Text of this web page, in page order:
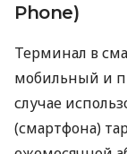
Phone)
Терминал в
мобильный и
случае
(смартфона)